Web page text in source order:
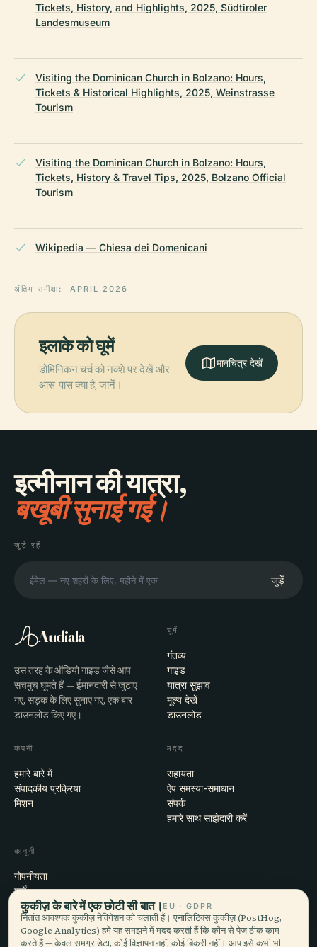
Tickets, History, and Highlights, 2025, Südtiroler
Landesmuseum
Visiting the Dominican Church in Bolzano: Hours,
Tickets & Historical Highlights, 2025, Weinstrasse
Tourism
Visiting the Dominican Church in Bolzano: Hours,
Tickets, History & Travel Tips, 2025, Bolzano Official
Tourism
Wikipedia — Chiesa dei Domenicani
अंतिम समीक्षा: APRIL 2026
इलाके को घूमें
डोमिनिकन चर्च को नक्शे पर देखें और
आस-पास क्या है, जानें।
मानचित्र देखें
इत्मीनान की यात्रा,
बखूबी सुनाई गई।
जुड़े रहें
जुड़ें
Audiala
उस तरह के ऑडियो गाइड जैसे आप
सचमुच घूमते हैं — ईमानदारी से जुटाए
गए, सड़क के लिए सुनाए गए, एक बार
डाउनलोड किए गए।
घूमें
गंतव्य
गाइड
यात्रा सुझाव
मूल्य देखें
डाउनलोड
कंपनी
हमारे बारे में
संपादकीय प्रक्रिया
मिशन
मदद
सहायता
ऐप समस्या-समाधान
संपर्क
हमारे साथ साझेदारी करें
कानूनी
गोपनीयता
शर्तें
कुकी सेटिंग्स
खाता हटाएँ
कुकीज़ के बारे में एक छोटी सी बात। EU · GDPR
नितांत आवश्यक कुकीज़ नेविगेशन को चलाती हैं। एनालिटिक्स कुकीज़ (PostHog,
Google Analytics) हमें यह समझने में मदद करती हैं कि कौन से पेज ठीक काम
करते हैं — केवल समग्र डेटा, कोई विज्ञापन नहीं, कोई बिक्री नहीं। आप इसे कभी भी